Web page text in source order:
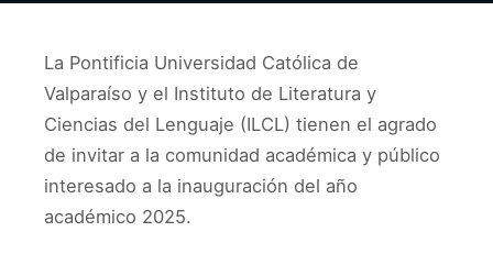
La Pontificia Universidad Católica de
Valparaíso y el Instituto de Literatura y
Ciencias del Lenguaje (ILCL) tienen el agrado
de invitar a la comunidad académica y público
interesado a la inauguración del año
académico 2025.